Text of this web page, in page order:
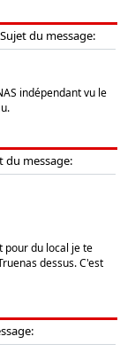
Sujet du message:
indépendant vu le
du message:
pour du local je te
dessus. C'est